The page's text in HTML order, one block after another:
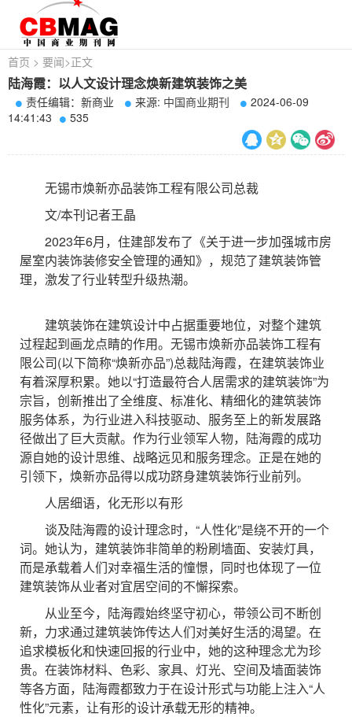
首页 > 要闻>正文
陆海霞：以人文设计理念焕新建筑装饰之美
责任编辑：新商业 来源: 中国商业期刊
2024-06-09
14:41:43
535
无锡市焕新亦品装饰工程有限公司总裁
文/本刊记者王晶
2023年6月，住建部发布了《关于进一步加强城市房
屋室内装饰装修安全管理的通知》，规范了建筑装饰管
理，激发了行业转型升级热潮。
建筑装饰在建筑设计中占据重要地位，对整个建筑
过程起到画龙点睛的作用。无锡市焕新亦品装饰工程有
限公司(以下简称“焕新亦品”)总裁陆海霞，在建筑装饰业
有着深厚积累。她以“打造最符合人居需求的建筑装饰”为
宗旨，创新推出了全维度、标准化、精细化的建筑装饰
服务体系，为行业进入科技驱动、服务至上的新发展路
径做出了巨大贡献。作为行业领军人物，陆海霞的成功
源自她的设计思维、战略远见和服务理念。正是在她的
引领下，焕新亦品得以成功跻身建筑装饰行业前列。
人居细语，化无形以有形
谈及陆海霞的设计理念时，“人性化”是绕不开的一个
词。她认为，建筑装饰非简单的粉刷墙面、安装灯具，
而是承载着人们对幸福生活的憧憬，同时也体现了一位
建筑装饰从业者对宜居空间的不懈探索。
从业至今，陆海霞始终坚守初心，带领公司不断创
新，力求通过建筑装饰传达人们对美好生活的渴望。在
追求模板化和快速回报的行业中，她的这种理念尤为珍
贵。在装饰材料、色彩、家具、灯光、空间及墙面装饰
等各方面，陆海霞都致力于在设计形式与功能上注入“人
性化”元素，让有形的设计承载无形的精神。